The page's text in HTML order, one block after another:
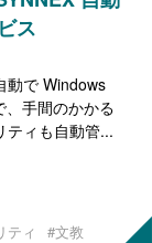
ス
動で Windows
、手間のかかる
ティも自動管...
ティ #文教